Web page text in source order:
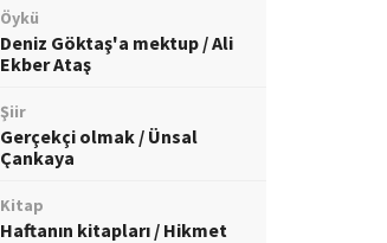
Öykü
Deniz Göktaş'a mektup / Ali
Ekber Ataş
Şiir
Gerçekçi olmak / Ünsal
Çankaya
Kitap
Haftanın kitapları / Hikmet